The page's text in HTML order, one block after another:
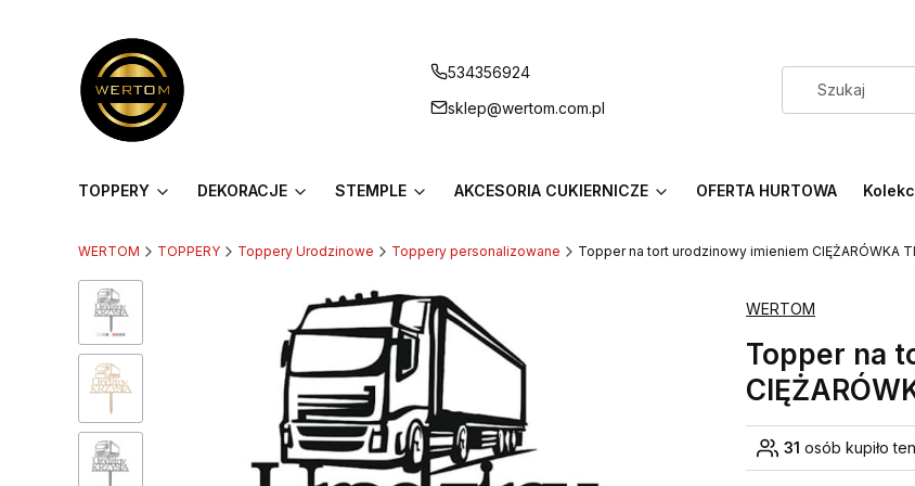
534356924
sklep@wertom.com.pl
TOPPERY DEKORACJE STEMPLE AKCESORIA CUKIERNICZE OFERTA HURTOWA
WERTOM TOPPERY Toppery Urodzinowe Toppery personalizowane Topper na tort urodzinowy imieniem CIĘŻARÓWKA
WERTOM
Topper na
31 osób kupiło